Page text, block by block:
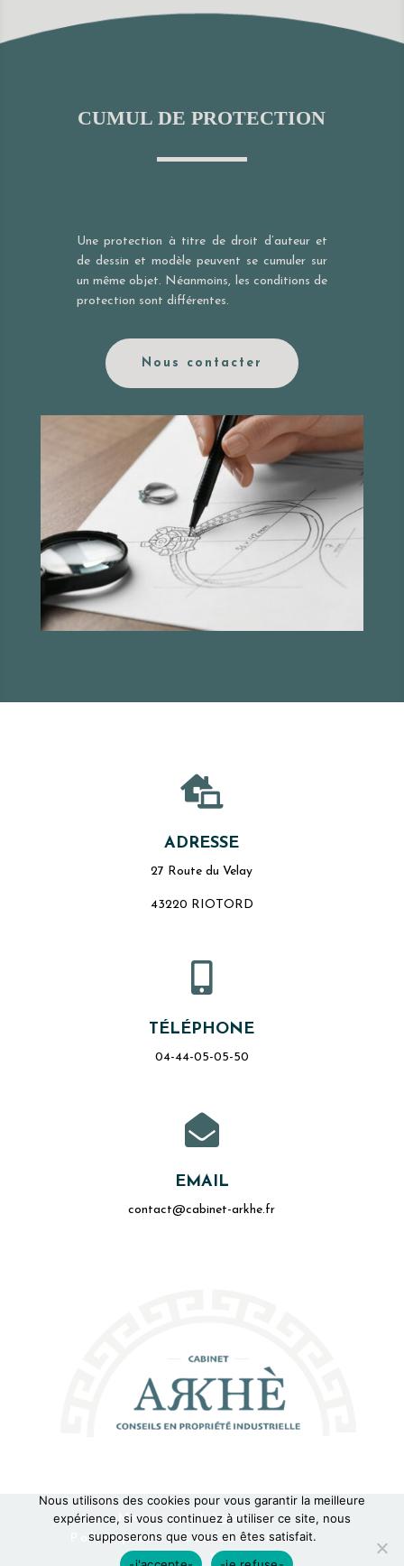
CUMUL DE PROTECTION
Une protection à titre de droit d’auteur et
de dessin et modèle peuvent se cumuler sur
un même objet. Néanmoins, les conditions de
protection sont différentes.
Nous contacter

ADRESSE
27 Route du Velay
43220 RIOTORD

TÉLÉPHONE
04-44-05-05-50

EMAIL
contact@cabinet-arkhe.fr
Mentions Légales
Politique de Confidentialité
Plan du Site
Nous utilisons des cookies pour vous garantir la meilleure
expérience, si vous continuez à utiliser ce site, nous
supposerons que vous en êtes satisfait.